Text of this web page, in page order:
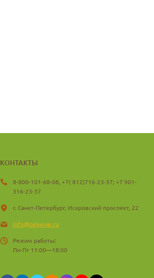
КОНТАКТЫ
8-800-101-68-08, +7( 812)716-23-37; +7 901-
316-23-37
г. Санкт-Петербург, Искровский проспект, 22
info@zelyevar.ru
Режим работы:
Пн-Пт 11:00—18:00